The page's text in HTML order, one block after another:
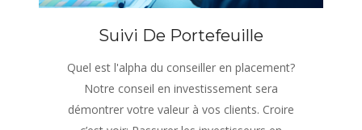
Suivi De Portefeuille
Quel est l'alpha du conseiller en placement?
Notre conseil en investissement sera
démontrer votre valeur à vos clients. Croire